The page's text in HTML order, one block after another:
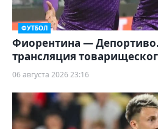
ФУТБОЛ
Фиорентина —
трансляция
06 августа 2026 23:16